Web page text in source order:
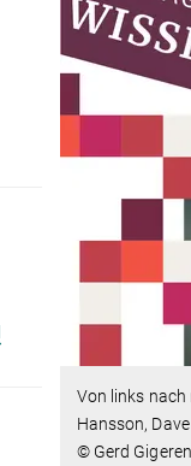
Von links nach
Hansson,
© Gerd